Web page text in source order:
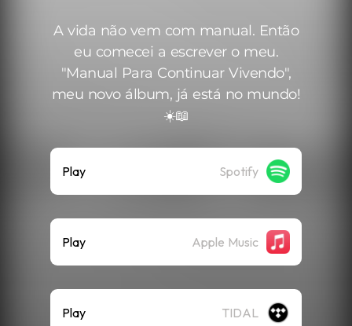
A vida não vem com manual. Então
eu comecei a escrever o meu.
"Manual Para Continuar Vivendo",
meu novo álbum, já está no mundo!
☀️📖
Play Spotify
Play Apple Music
Play TIDAL